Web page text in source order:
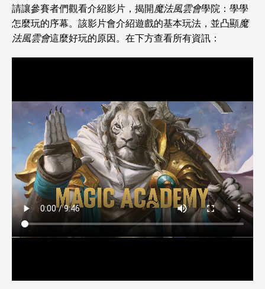
請讓參賽者們觀看介紹影片，揭開魔法風雲會學院：學學
怎麼玩的序幕。該影片會介紹遊戲的基本玩法，並凸顯魔
法風雲會這麼好玩的原因。在下方查看所有資訊：